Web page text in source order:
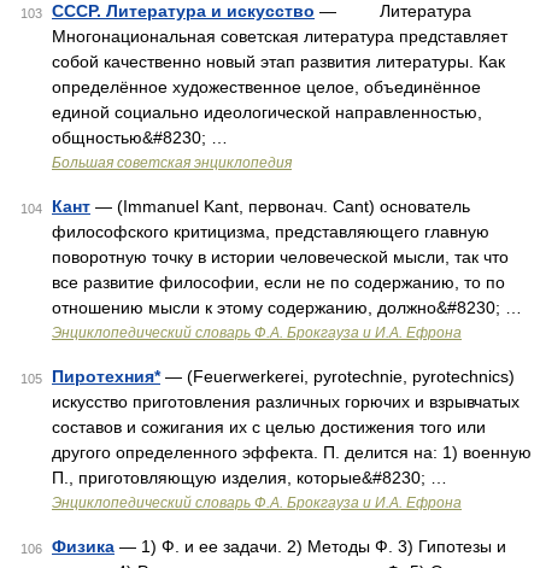
103 СССР. Литература и искусство — Литература
Многонациональная советская литература представляет
собой качественно новый этап развития литературы. Как
определённое художественное целое, объединённое
единой социально идеологической направленностью,
общностью&#8230; …
Большая советская энциклопедия
104 Кант — (Immanuel Kant, первонач. Cant) основатель
философского критицизма, представляющего главную
поворотную точку в истории человеческой мысли, так что
все развитие философии, если не по содержанию, то по
отношению мысли к этому содержанию, должно&#8230; …
Энциклопедический словарь Ф.А. Брокгауза и И.А. Ефрона
105 Пиротехния*— (Feuerwerkerei, pyrotechnie, pyrotechnics)
искусство приготовления различных горючих и взрывчатых
составов и сожигания их с целью достижения того или
другого определенного эффекта. П. делится на: 1) военную
П., приготовляющую изделия, которые&#8230; …
Энциклопедический словарь Ф.А. Брокгауза и И.А. Ефрона
106 Физика — 1) Ф. и ее задачи. 2) Методы Ф. 3) Гипотезы и